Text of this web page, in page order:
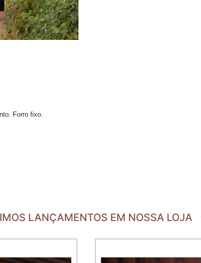
Forro fixo.
LANÇAMENTOS EM NOSSA LOJA